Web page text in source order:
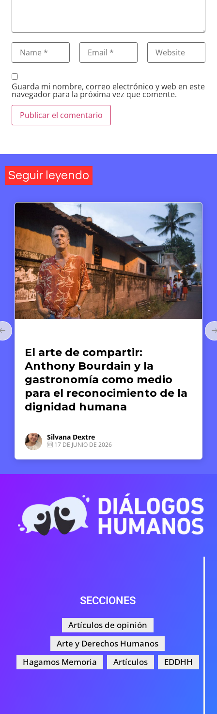
Guarda mi nombre, correo electrónico y web en este
navegador para la próxima vez que comente.
Seguir leyendo
El arte de compartir:
Anthony Bourdain y la
gastronomía como medio
para el reconocimiento de la
dignidad humana
Silvana Dextre
17 DE JUNIO DE 2026
SECCIONES
Artículos de opinión
Arte y Derechos Humanos
Hagamos Memoria
Artículos EDDHH